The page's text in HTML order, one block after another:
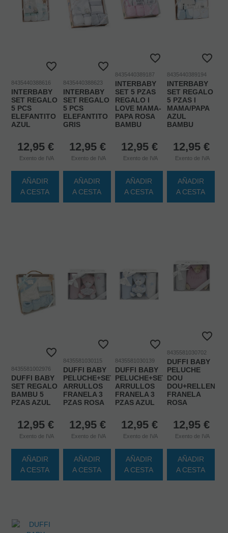
8435440388616
INTERBABY
SET REGALO
5 PCS
ELEFANTITO
AZUL
12,95 €
Exento de IVA
AÑADIR
A CESTA
8435440388623
INTERBABY
SET REGALO
5 PCS
ELEFANTITO
GRIS
12,95 €
Exento de IVA
AÑADIR
A CESTA
8435440389187
INTERBABY
SET 5 PZAS
REGALO I
LOVE MAMA-
PAPA ROSA
BAMBU
12,95 €
Exento de IVA
AÑADIR
A CESTA
8435440389194
INTERBABY
SET REGALO
5 PZAS I
MAMA/PAPA
AZUL
BAMBU
12,95 €
Exento de IVA
AÑADIR
A CESTA
8435581002976
DUFFI BABY
SET REGALO
BAMBU 5
PZAS AZUL
12,95 €
Exento de IVA
AÑADIR
A CESTA
8435581030115
DUFFI BABY
PELUCHE+SET
ARRULLOS
FRANELA 3
PZAS ROSA
12,95 €
Exento de IVA
AÑADIR
A CESTA
8435581030139
DUFFI BABY
PELUCHE+SET
ARRULLOS
FRANELA 3
PZAS AZUL
12,95 €
Exento de IVA
AÑADIR
A CESTA
8435581030702
DUFFI BABY
PELUCHE
DOU
FRANELA
ROSA
12,95 €
Exento de IVA
AÑADIR
A CESTA